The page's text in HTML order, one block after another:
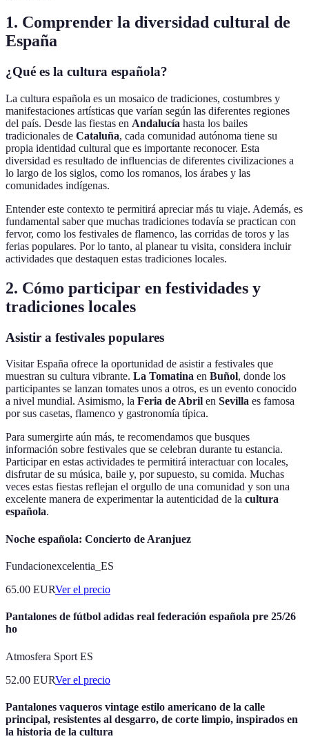
1. Comprender la diversidad cultural de
España
¿Qué es la cultura española?
La cultura española es un mosaico de tradiciones, costumbres y
manifestaciones artísticas que varían según las diferentes regiones
del país. Desde las fiestas en Andalucía hasta los bailes
tradicionales de Cataluña, cada comunidad autónoma tiene su
propia identidad cultural que es importante reconocer. Esta
diversidad es resultado de influencias de diferentes civilizaciones a
lo largo de los siglos, como los romanos, los árabes y las
comunidades indígenas.
Entender este contexto te permitirá apreciar más tu viaje. Además, es
fundamental saber que muchas tradiciones todavía se practican con
fervor, como los festivales de flamenco, las corridas de toros y las
ferias populares. Por lo tanto, al planear tu visita, considera incluir
actividades que destaquen estas tradiciones locales.
2. Cómo participar en festividades y
tradiciones locales
Asistir a festivales populares
Visitar España ofrece la oportunidad de asistir a festivales que
muestran su cultura vibrante. La Tomatina en Buñol, donde los
participantes se lanzan tomates unos a otros, es un evento conocido
a nivel mundial. Asimismo, la Feria de Abril en Sevilla es famosa
por sus casetas, flamenco y gastronomía típica.
Para sumergirte aún más, te recomendamos que busques
información sobre festivales que se celebran durante tu estancia.
Participar en estas actividades te permitirá interactuar con locales,
disfrutar de su música, baile y, por supuesto, su comida. Muchas
veces estas fiestas reflejan el orgullo de una comunidad y son una
excelente manera de experimentar la autenticidad de la cultura
española.
Noche española: Concierto de Aranjuez
Fundacionexcelentia_ES
65.00 EURVer el precio
Pantalones de fútbol adidas real federación española pre 25/26
ho
Atmosfera Sport ES
52.00 EURVer el precio
Pantalones vaqueros vintage estilo americano de la calle
principal, resistentes al desgarro, de corte limpio, inspirados en
la historia de la cultura